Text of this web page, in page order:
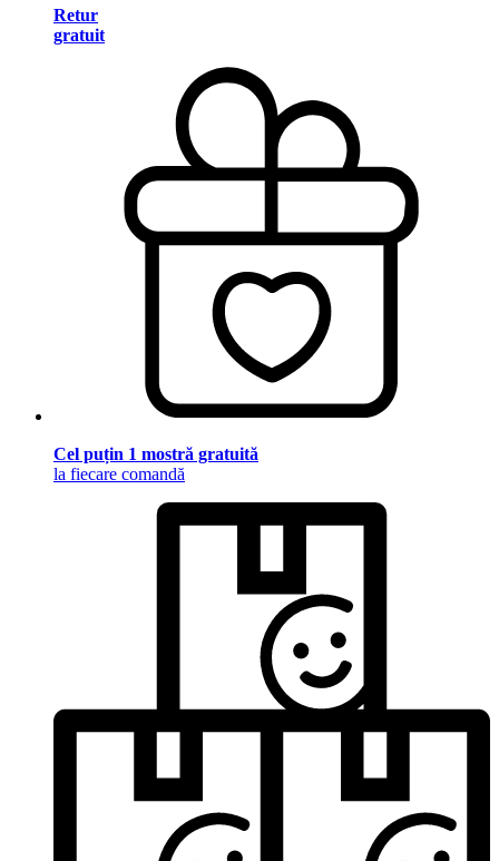
Retur
gratuit
Cel puțin 1 mostră gratuită
la fiecare comandă